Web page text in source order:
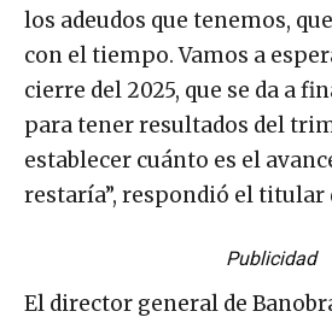
los adeudos que tenemos,
con el tiempo. Vamos a
cierre del 2025, que se da a
para tener resultados del
establecer cuánto es el
restaría”, respondió el titular
Publicidad
El director general de